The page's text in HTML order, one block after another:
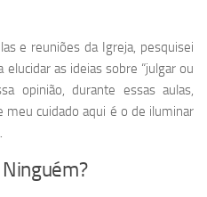
e reuniões da Igreja, pesquisei
as ideias sobre “julgar ou
opinião, durante essas aulas,
cuidado aqui é o de iluminar